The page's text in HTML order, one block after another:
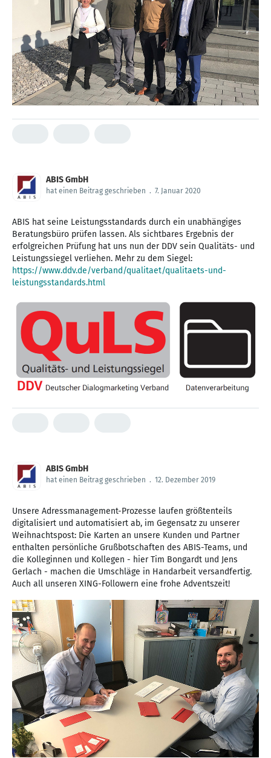
ABIS GmbH
hat einen Beitrag geschrieben . 7. Januar 2020
ABIS hat seine Leistungsstandards durch ein unabhängiges
Beratungsbüro prüfen lassen. Als sichtbares Ergebnis der
erfolgreichen Prüfung hat uns nun der DDV sein Qualitäts- und
Leistungssiegel verliehen. Mehr zu dem Siegel:
https://www.ddv.de/verband/qualitaet/qualitaets-und-
leistungsstandards.html
ABIS GmbH
hat einen Beitrag geschrieben . 12. Dezember 2019
Unsere Adressmanagement-Prozesse laufen größtenteils
digitalisiert und automatisiert ab, im Gegensatz zu unserer
Weihnachtspost: Die Karten an unsere Kunden und Partner
enthalten persönliche Grußbotschaften des ABIS-Teams, und
die Kolleginnen und Kollegen - hier Tim Bongardt und Jens
Gerlach - machen die Umschläge in Handarbeit versandfertig.
Auch all unseren XING-Followern eine frohe Adventszeit!